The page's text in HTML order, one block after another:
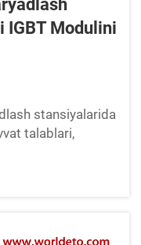
IGBT Modulini
stansiyalarida
talablari,
qiladi. Tanlov
tizim